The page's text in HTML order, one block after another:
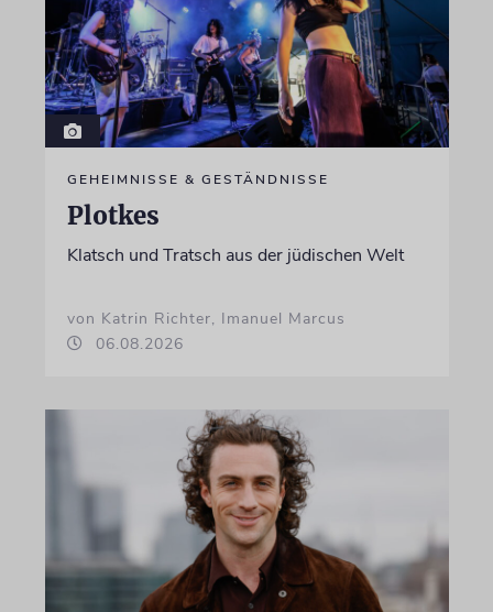
GEHEIMNISSE & GESTÄNDNISSE
Plotkes
Klatsch und Tratsch aus der jüdischen Welt
von Katrin Richter, Imanuel Marcus
06.08.2026